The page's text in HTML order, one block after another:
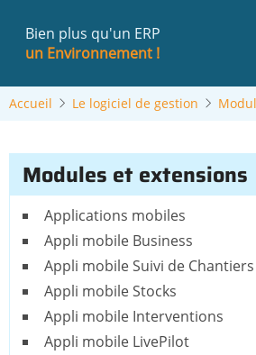
contenu
Bien plus qu'un ERP
un Environnement !
Accueil Le logiciel de gestion
Modules et extensions
Applications mobiles
Appli mobile Business
Appli mobile Suivi de Chantiers
Appli mobile Stocks
Appli mobile Interventions
Appli mobile LivePilot